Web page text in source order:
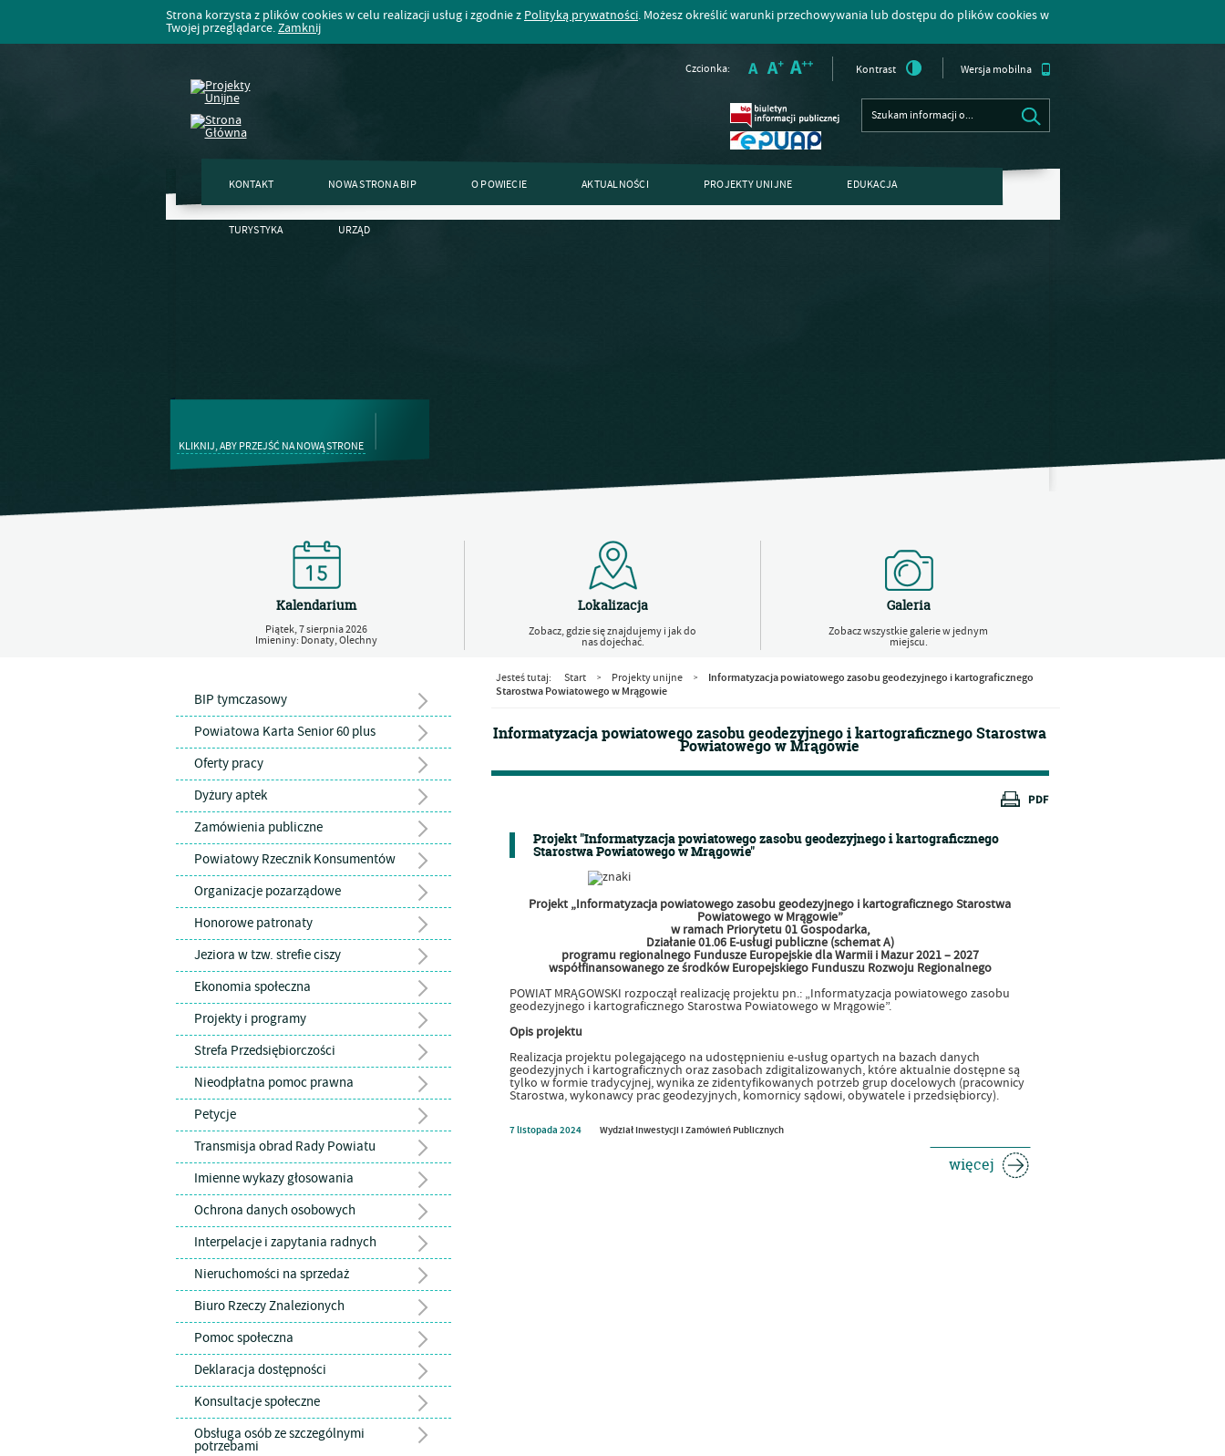
Strona korzysta z plików cookies w celu realizacji usług i zgodnie z Polityką prywatności. Możesz określić warunki przechowywania lub dostępu do plików cookies w
Twojej przeglądarce.Zamknij
Czcionka: Kontrast Wersja mobilna
KONTAKT NOWA STRONA BIP O POWIECIE AKTUALNOŚCI PROJEKTY UNIJNE EDUKACJA
TURYSTYKA URZĄD
KLIKNIJ, ABY PRZEJŚĆ NA NOWĄ STRONE
Kalendarium
Piątek,7sierpnia2026
Imieniny: Donaty, Olechny
Lokalizacja
Zobacz, gdzie się znajdujemy i jak do
nas dojechać.
Galeria
Zobacz wszystkie galerie w jednym
miejscu.
BIP tymczasowy
Powiatowa Karta Senior 60 plus
Oferty pracy
Dyżury aptek
Zamówienia publiczne
Powiatowy Rzecznik Konsumentów
Organizacje pozarządowe
Honorowe patronaty
Jeziora w tzw. strefie ciszy
Ekonomia społeczna
Projekty i programy
Strefa Przedsiębiorczości
Nieodpłatna pomoc prawna
Petycje
Transmisja obrad Rady Powiatu
Imienne wykazy głosowania
Ochrona danych osobowych
Interpelacje i zapytania radnych
Nieruchomości na sprzedaż
Biuro Rzeczy Znalezionych
Pomoc społeczna
Deklaracja dostępności
Konsultacje społeczne
Obsługa osób ze szczególnymi
potrzebami
Jesteś tutaj: Start > Projekty unijne >
Informatyzacja powiatowego zasobu geodezyjnego i kartograficznego
Starostwa Powiatowego w Mrągowie
Informatyzacja powiatowego zasobu geodezyjnego i kartograficznego Starostwa
Powiatowego w Mrągowie
Projekt "Informatyzacja powiatowego zasobu geodezyjnego i kartograficznego
Starostwa Powiatowego w Mrągowie"
Projekt „Informatyzacja powiatowego zasobu geodezyjnego i kartograficznego Starostwa
Powiatowego w Mrągowie”
w ramach Priorytetu 01 Gospodarka,
Działanie 01.06 E-usługi publiczne (schemat A)
programu regionalnego Fundusze Europejskie dla Warmii i Mazur 2021 – 2027
współfinansowanego ze środków Europejskiego Funduszu Rozwoju Regionalnego
POWIAT MRĄGOWSKI rozpoczął realizację projektu pn.: „Informatyzacja powiatowego zasobu
geodezyjnego i kartograficznego Starostwa Powiatowego w Mrągowie”.
Opis projektu
Realizacja projektu polegającego na udostępnieniu e-usług opartych na bazach danych
geodezyjnych i kartograficznych oraz zasobach zdigitalizowanych, które aktualnie dostępne są
tylko w formie tradycyjnej, wynika ze zidentyfikowanych potrzeb grup docelowych (pracownicy
Starostwa, wykonawcy prac geodezyjnych, komornicy sądowi, obywatele i przedsiębiorcy).
7listopada 2024 Wydział Inwestycji i Zamówień Publicznych
więcej